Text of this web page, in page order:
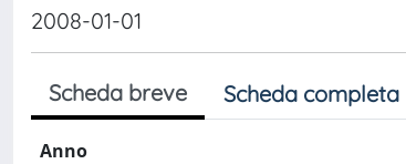
2008-01-01
Scheda breve Scheda completa
Anno